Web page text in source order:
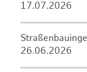
17.07.2026
26.06.2026